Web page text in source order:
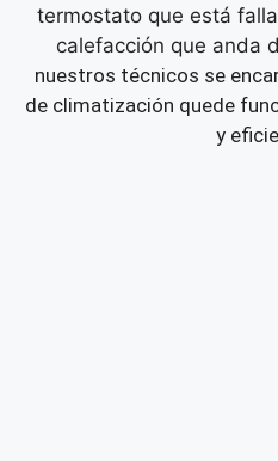
termostato que está
calefacción que anda
nuestros técnicos se
de climatización quede
y